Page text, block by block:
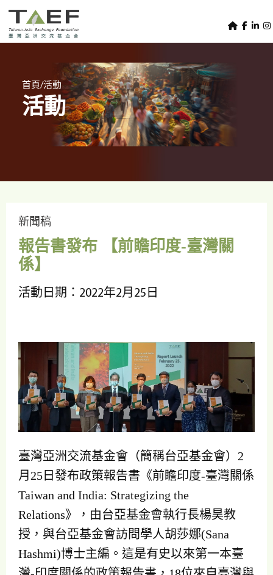
Skip to main content
TAEF
s
e
n
首頁/活動
活動
新聞稿
報告書發布 【前瞻印度-臺灣關
係】
活動日期：2022年2月25日
臺灣亞洲交流基金會（簡稱台亞基金會）2
月25日發布政策報告書《前瞻印度-臺灣關係
Taiwan and India: Strategizing the
Relations》，由台亞基金會執行長楊昊教
授，與台亞基金會訪問學人胡莎娜(Sana
Hashmi)博士主編。這是有史以來第一本臺